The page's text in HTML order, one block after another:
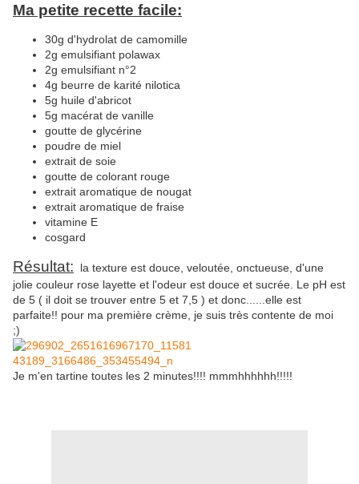
Ma petite recette facile:
30g d'hydrolat de camomille
2g emulsifiant polawax
2g emulsifiant n°2
4g beurre de karité nilotica
5g huile d'abricot
5g macérat de vanille
goutte de glycérine
poudre de miel
extrait de soie
goutte de colorant rouge
extrait aromatique de nougat
extrait aromatique de fraise
vitamine E
cosgard
Résultat: la texture est douce, veloutée, onctueuse, d'une
jolie couleur rose layette et l'odeur est douce et sucrée. Le pH est
de 5 ( il doit se trouver entre 5 et 7,5 ) et donc......elle est
parfaite!! pour ma première crème, je suis très contente de moi
;)
Je m'en tartine toutes les 2 minutes!!!! mmmhhhhhh!!!!!